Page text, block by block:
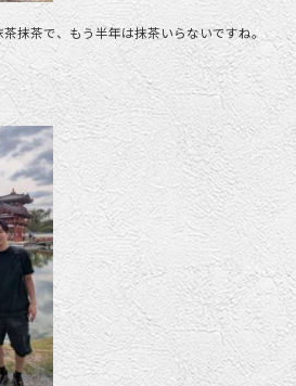
抹茶で、もう半年は抹茶いらないですね。